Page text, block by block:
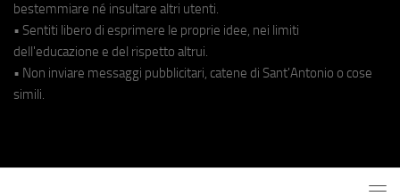
bestemmiare né insultare altri utenti.
• Sentiti libero di esprimere le proprie idee, nei limiti
dell'educazione e del rispetto altrui.
• Non inviare messaggi pubblicitari, catene di Sant'Antonio o cose
simili.